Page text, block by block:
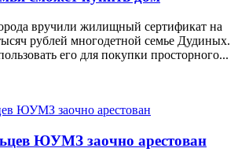
вручили жилищный сертификат на
рублей многодетной семье Дудиных.
его для покупки просторного...
ЮУМЗ заочно арестован